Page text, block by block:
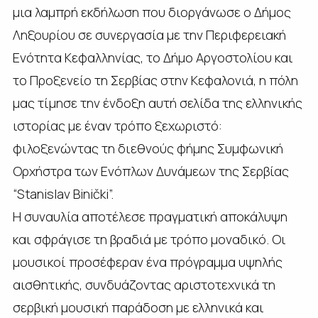
μια λαμπρή εκδήλωση που διοργάνωσε ο Δήμος
Ληξουρίου σε συνεργασία με την Περιφερειακή
Ενότητα Κεφαλληνίας, το Δήμο Αργοστολίου και
το Προξενείο τη Σερβίας στην Κεφαλονιά, η πόλη
μας τίμησε την ένδοξη αυτή σελίδα της ελληνικής
ιστορίας με έναν τρόπο ξεχωριστό:
φιλοξενώντας τη διεθνούς φήμης Συμφωνική
Ορχήστρα των Ενόπλων Δυνάμεων της Σερβίας
“Stanislav Binički”.
Η συναυλία αποτέλεσε πραγματική αποκάλυψη
και σφράγισε τη βραδιά με τρόπο μοναδικό. Οι
μουσικοί προσέφεραν ένα πρόγραμμα υψηλής
αισθητικής, συνδυάζοντας αριστοτεχνικά τη
σερβική μουσική παράδοση με ελληνικά και